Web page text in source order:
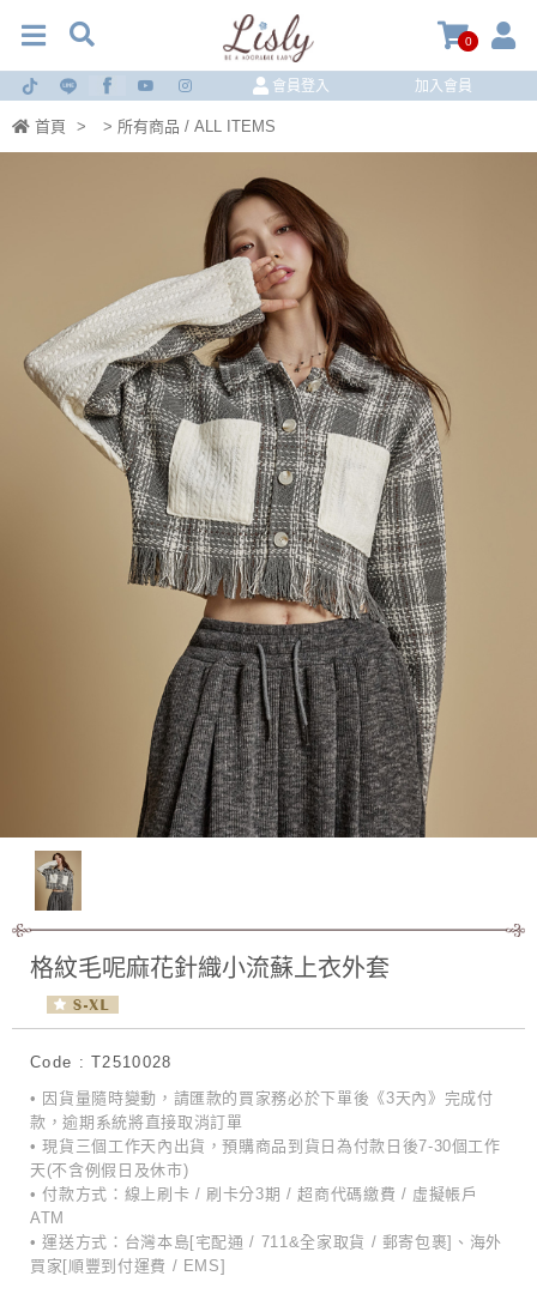
0
會員登入 加入會員
首頁 > > 所有商品 / ALL ITEMS
格紋毛呢麻花針織小流蘇上衣外套
Code : T2510028
• 因貨量隨時變動，請匯款的買家務必於下單後《3天內》完成付
款，逾期系統將直接取消訂單
• 現貨三個工作天內出貨，預購商品到貨日為付款日後7-30個工作
天(不含例假日及休市)
• 付款方式：線上刷卡 / 刷卡分3期 / 超商代碼繳費 / 虛擬帳戶
ATM
• 運送方式：台灣本島[宅配通 / 711&全家取貨 / 郵寄包裹]、海外
買家[順豐到付運費 / EMS]